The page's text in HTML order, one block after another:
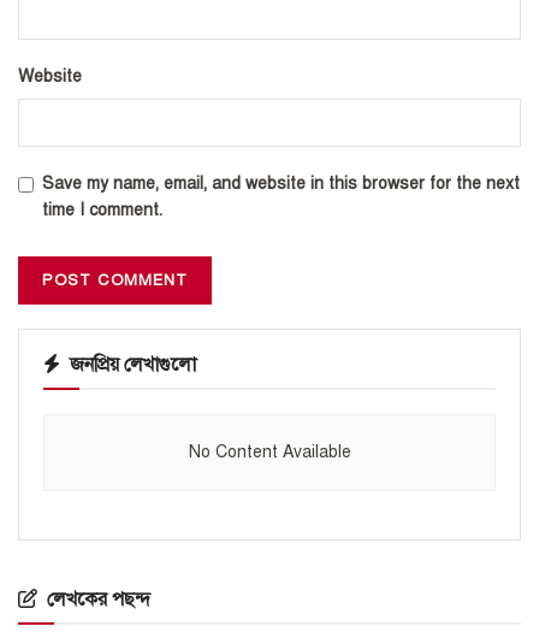
Website
Save my name, email, and website in this browser for the next
time I comment.
জনপ্রিয় লেখাগুলো
No Content Available
লেখকের পছন্দ